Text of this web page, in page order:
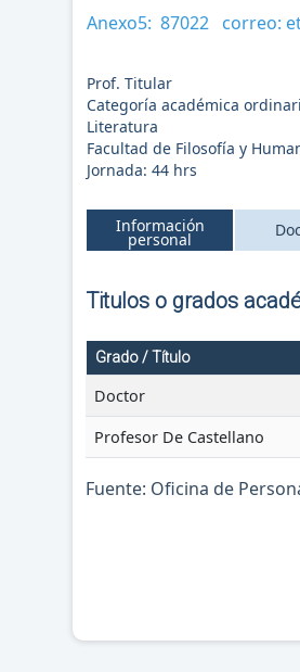
Anexo5:87022 correo:
Prof. Titular
Categoría académica
Literatura
Facultad de Filosofía y
Jornada:44 hrs
Información
personal
Titulos o grados
Grado / Título
Doctor
Profesor De Castellano
Fuente: Oficina de